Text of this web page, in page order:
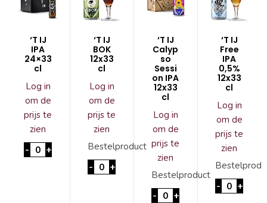
‘T IJ
IPA
24×33
cl
Log in
om de
prijs te
zien
-'T IJ IPA 24x33 cl aantal
+
‘T IJ
BOK
12x33
cl
Log in
om de
prijs te
zien
Bestelproduct
-'T IJ BOK 12x33cl aantal
+
‘T IJ
Calyp
so
Sessi
on IPA
12x33
cl
Log in
om de
prijs te
zien
Bestelproduct
-'T IJ Calypso Session
+
‘T IJ
Free
IPA
0,5%
12x33
cl
Log in
om de
prijs te
zien
-'T IJ Free
+